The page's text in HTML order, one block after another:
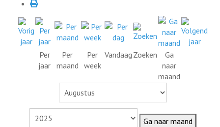
Per
jaar
Per
maand
Per
week
Vandaag Zoeken
Ga
naar
maand
Ga naar maand